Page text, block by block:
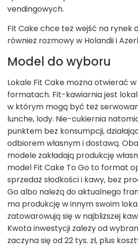
vendingowych.
Fit Cake chce też wejść na rynek
również rozmowy w Holandii i
Model do wyboru
Lokale Fit Cake można otwierać
formatach. Fit-kawiarnia jest
w którym mogą być też
lunche, lody. Nie-cukiernia
punktem bez konsumpcji,
odbiorem własnym i dostawą.
modele zakładają produkcję
model Fit Cake To Go to format
sprzedaż słodkości i kawy, bez
Go albo należą do aktualnego
ma produkcję w innym swoim
zatowarowują się w najbliższej
Kwota inwestycji zależy od
zaczyna się od 22 tys. zł, plus